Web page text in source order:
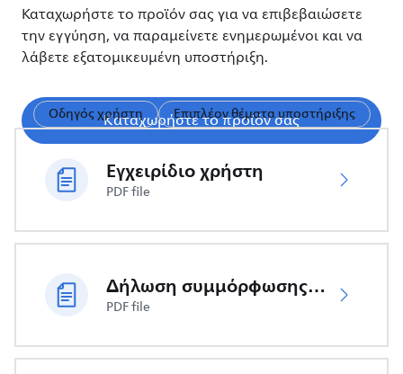
Καταχωρήστε το προϊόν σας για να επιβεβαιώσετε
την εγγύηση, να παραμείνετε ενημερωμένοι και να
λάβετε εξατομικευμένη υποστήριξη.
Καταχωρήστε το προϊόν σας
Οδηγός χρήστη Επιπλέον θέματα υποστήριξης
Εγχειρίδιο χρήστη
PDF file
Δήλωση συμμόρφωσης ΕΕ
PDF file